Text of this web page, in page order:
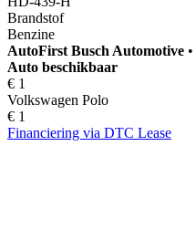
Brandstof
Benzine
AutoFirst Busch Automotive •
Auto beschikbaar
€ 1
Volkswagen Polo
€ 1
Financiering via DTC Lease